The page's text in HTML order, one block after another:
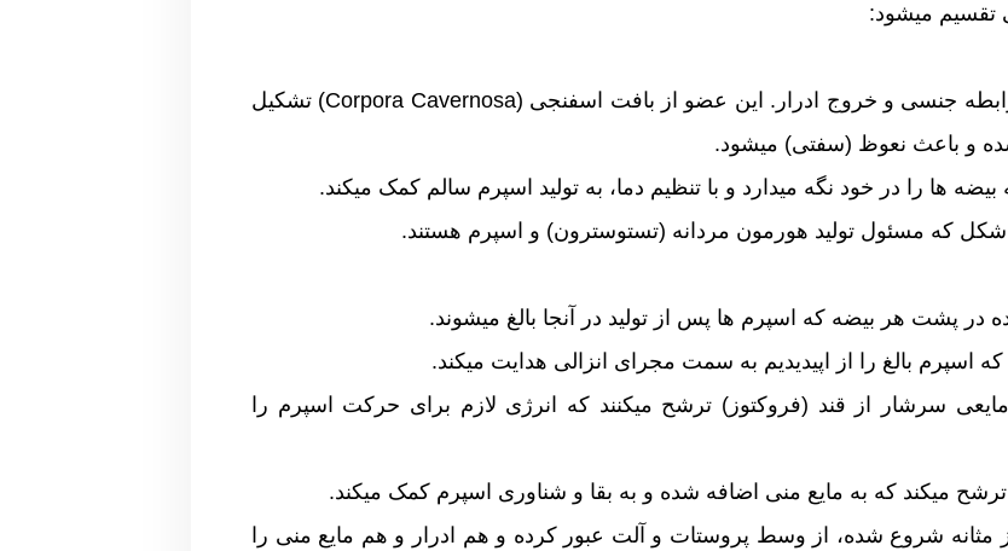
میشود:
عضو اصلی برای رابطه جنسی و خروج ادرار. این عضو از بافت اسفنجی (Corpora Cavernosa) تشکیل
و باعث نعوظ (سفتی) میشود.
ها را در خود نگه میدارد و با تنظیم دما، به تولید اسپرم سالم کمک میکند.
که مسئول تولید هورمون مردانه (تستوسترون) و اسپرم هستند.
در پشت هر بیضه که اسپرم ها پس از تولید در آنجا بالغ میشوند.
که اسپرم بالغ را از اپیدیدیم به سمت مجرای انزالی هدایت میکند.
مایعی سرشار از قند (فروکتوز) ترشح میکنند که انرژی لازم برای حرکت اسپرم را
ترشح میکند که به مایع منی اضافه شده و به بقا و شناوری اسپرم کمک میکند.
مثانه شروع شده، از وسط پروستات و آلت عبور کرده و هم ادرار و هم مایع منی را